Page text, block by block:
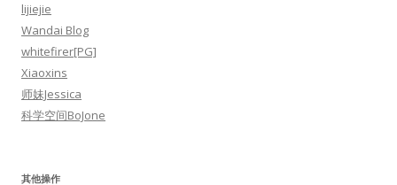
lijiejie
Wandai Blog
whitefirer[PG]
Xiaoxins
师妹Jessica
科学空间BoJone
其他操作